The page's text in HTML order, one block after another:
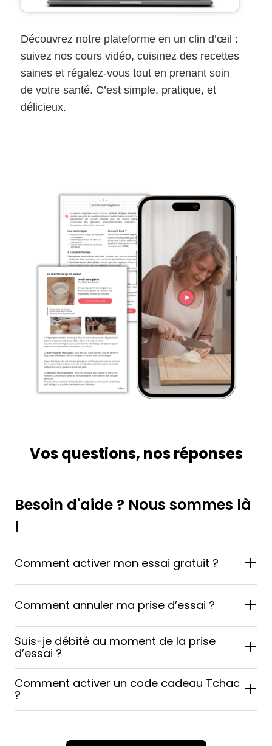
Découvrez notre plateforme en un clin d’œil :
suivez nos cours vidéo, cuisinez des recettes
saines et régalez-vous tout en prenant soin
de votre santé. C’est simple, pratique, et
délicieux.
Vos questions, nos réponses
Besoin d'aide ? Nous sommes là
!
Comment activer mon essai gratuit ? +
Comment annuler ma prise d’essai ? +
Suis-je débité au moment de la prise
d’essai ?
+
Comment activer un code cadeau Tchac
?
+